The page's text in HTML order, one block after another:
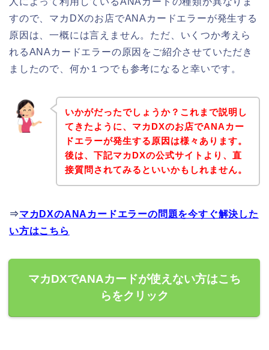
すので、マカDXのお店でANAカードエラーが発生する
原因は、一概には言えません。ただ、いくつか考えら
れるANAカードエラーの原因をご紹介させていただき
ましたので、何か１つでも参考になると幸いです。
いかがだったでしょうか？これまで説明し
てきたように、マカDXのお店でANAカー
ドエラーが発生する原因は様々あります。
後は、下記マカDXの公式サイトより、直
接質問されてみるといいかもしれません。
⇒マカDXのANAカードエラーの問題を今すぐ解決した
い方はこちら
マカDXでANAカードが使えない方はこち
らをクリック